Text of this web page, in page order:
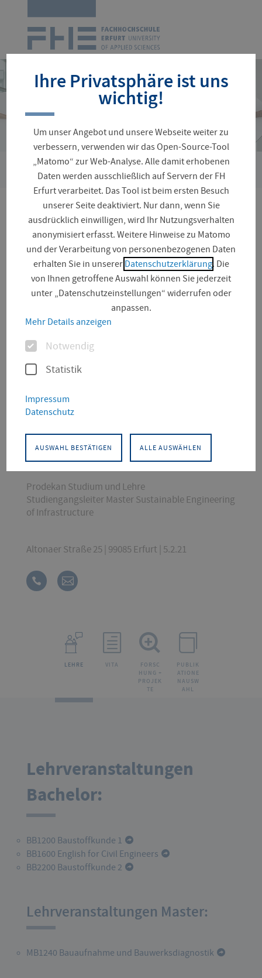
Navigation
überspringen
Sie
sind
hier:
Personenverzeichnis › Arndt, Ralf
Prof. Dr.-Ing. Ralf Arndt
Bauingenieurwesen
Berufungsgebiet:
Baustoffkunde und Bauwerksdiagnostik
Prodekan Studium und Lehre
Studiengangsleiter Master Sustainable Engineering
of Infrastructure
Altonaer Straße 25 | 99085 Erfurt | 5.2.21
LEHRE VITA
FORSC
HUNG +
PROJEK
TE
PUBLIK
ATIONE
NAUSW
AHL
Lehrveranstaltungen
Bachelor:
BB1200 Baustoffkunde 1
BB1600 English for Civil Engineers
BB2200 Baustoffkunde 2
Lehrveranstaltungen Master:
MB1240 Bauaufnahme und Bauwerksdiagnostik
Ihre Privatsphäre ist uns
wichtig!
Um unser Angebot und unsere Webseite weiter zu
verbessern, verwenden wir das Open-Source-Tool
„Matomo“ zur Web-Analyse. Alle damit erhobenen
Daten werden ausschließlich auf Servern der FH
Erfurt verarbeitet. Das Tool ist beim ersten Besuch
unserer Seite deaktiviert. Nur dann, wenn Sie
ausdrücklich einwilligen, wird Ihr Nutzungsverhalten
anonymisiert erfasst. Weitere Hinweise zu Matomo
und der Verarbeitung von personenbezogenen Daten
erhalten Sie in unserer Datenschutzerklärung. Die
von Ihnen getroffene Auswahl können Sie jederzeit
unter „Datenschutzeinstellungen“ widerrufen oder
anpassen.
Mehr Details anzeigen
OptionenNotwendig
Statistik
Impressum
Datenschutz
AUSWAHL BESTÄTIGEN ALLE AUSWÄHLEN